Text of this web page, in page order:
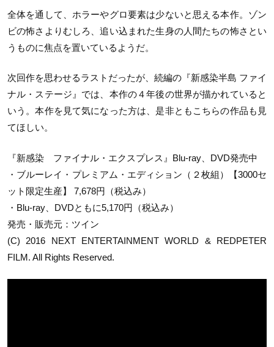
全体を通して、ホラーやグロ要素は少ないと思える本作。ゾン
ビの怖さよりむしろ、追い込まれた生身の人間たちの怖さとい
うものに焦点を置いているようだ。
次回作を思わせるラストだったが、続編の『新感染半島 ファイ
ナル・ステージ』では、本作の４年後の世界が描かれていると
いう。本作を見て気になった方は、是非ともこちらの作品も見
てほしい。
『新感染 ファイナル・エクスプレス』Blu-ray、DVD発売中
・ブルーレイ・プレミアム・エディション（２枚組）【3000セ
ット限定生産】 7,678円（税込み）
・Blu-ray、DVDともに5,170円（税込み）
発売・販売元：ツイン
(C) 2016 NEXT ENTERTAINMENT WORLD & REDPETER
FILM. All Rights Reserved.